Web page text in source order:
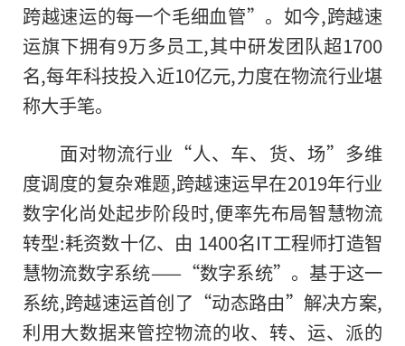
跨越速运的每一个毛细血管”。如今,跨越速
运旗下拥有9万多员工,其中研发团队超1700
名,每年科技投入近10亿元,力度在物流行业堪
称大手笔。
面对物流行业“人、车、货、场”多维
度调度的复杂难题,跨越速运早在2019年行业
数字化尚处起步阶段时,便率先布局智慧物流
转型:耗资数十亿、由 1400名IT工程师打造智
慧物流数字系统——“数字系统”。基于这一
系统,跨越速运首创了“动态路由”解决方案,
利用大数据来管控物流的收、转、运、派的